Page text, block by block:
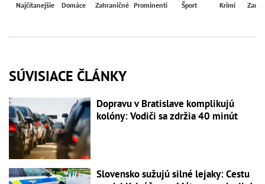
Najčítanejšie Domáce Zahraničné Prominenti Šport Krimi
SÚVISIACE ČLÁNKY
Dopravu v Bratislave komplikujú
kolóny: Vodiči sa zdržia 40 minút
Slovensko sužujú silné lejaky: Cestu